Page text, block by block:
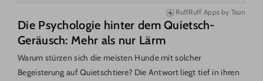
RuffRuff Apps by Tsun
Die Psychologie hinter dem Quietsch-
Geräusch: Mehr als nur Lärm
Warum stürzen sich die meisten Hunde mit solcher
Begeisterung auf Quietschtiere? Die Antwort liegt tief in ihren